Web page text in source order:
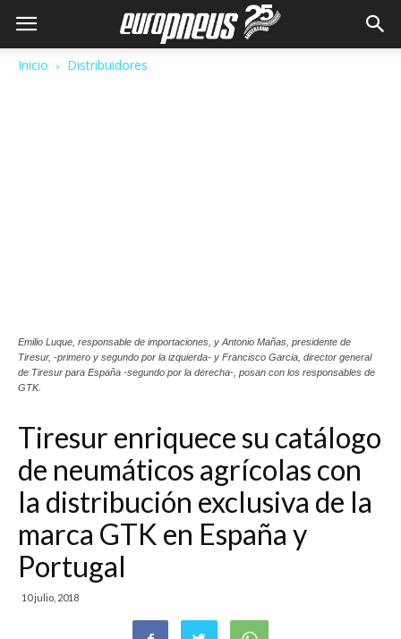
Inicio Distribuidores
Emilio Luque, responsable de importaciones, y Antonio Mañas, presidente de
Tiresur, -primero y segundo por la izquierda- y Francisco Garcia, director general
de Tiresur para España -segundo por la derecha-, posan con los responsables de
GTK.
Tiresur enriquece su catálogo
de neumáticos agrícolas con
la distribución exclusiva de la
marca GTK en España y
Portugal
10 julio, 2018